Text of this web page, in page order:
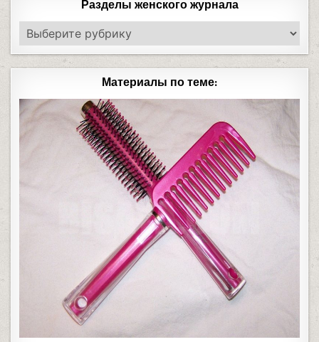
Разделы женского журнала
Материалы по теме: